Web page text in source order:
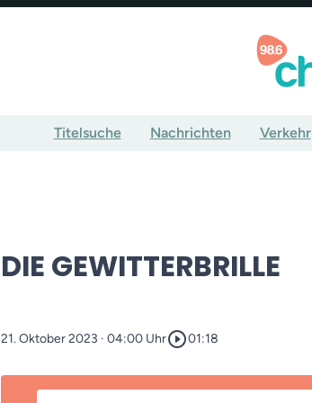
Titelsuche Nachrichten Verkehr
DIE GEWITTERBRILLE
21. Oktober 2023 · 04:00 Uhrplay_circle_outline01:18